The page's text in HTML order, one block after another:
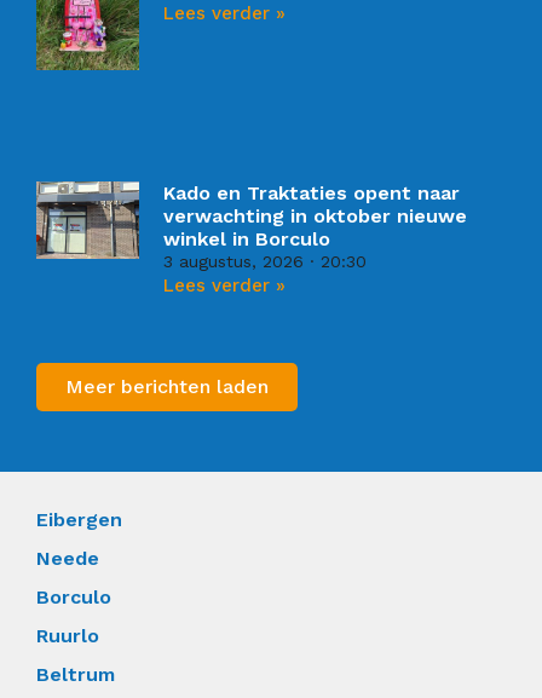
Lees verder »
Kado en Traktaties opent naar
verwachting in oktober nieuwe
winkel in Borculo
3 augustus, 2026 20:30
Lees verder »
Meer berichten laden
Eibergen
Neede
Borculo
Ruurlo
Beltrum